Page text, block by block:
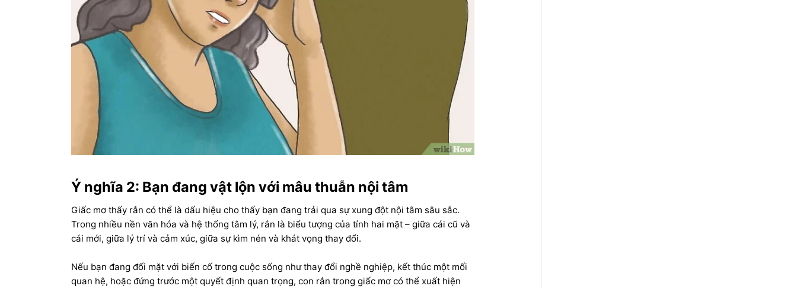
Ý nghĩa 2: Bạn đang vật lộn với mâu thuẫn nội tâm
Giấc mơ thấy rắn có thể là dấu hiệu cho thấy bạn đang trải qua sự xung đột nội tâm sâu sắc.
Trong nhiều nền văn hóa và hệ thống tâm lý, rắn là biểu tượng của tính hai mặt – giữa cái cũ và
cái mới, giữa lý trí và cảm xúc, giữa sự kìm nén và khát vọng thay đổi.
Nếu bạn đang đối mặt với biến cố trong cuộc sống như thay đổi nghề nghiệp, kết thúc một mối
quan hệ, hoặc đứng trước một quyết định quan trọng, con rắn trong giấc mơ có thể xuất hiện